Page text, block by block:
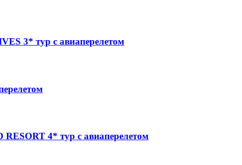
3* тур с авиаперелетом
4* тур с авиаперелетом